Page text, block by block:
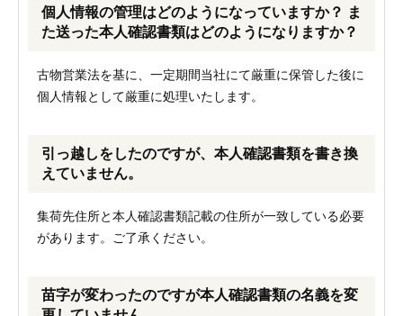
個人情報の管理はどのようになっていますか？ ま
た送った本人確認書類はどのようになりますか？
古物営業法を基に、一定期間当社にて厳重に保管した後に
個人情報として厳重に処理いたします。
引っ越しをしたのですが、本人確認書類を書き換
えていません。
集荷先住所と本人確認書類記載の住所が一致している必要
があります。ご了承ください。
苗字が変わったのですが本人確認書類の名義を変